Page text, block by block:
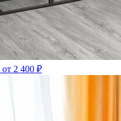
от 2 400 ₽